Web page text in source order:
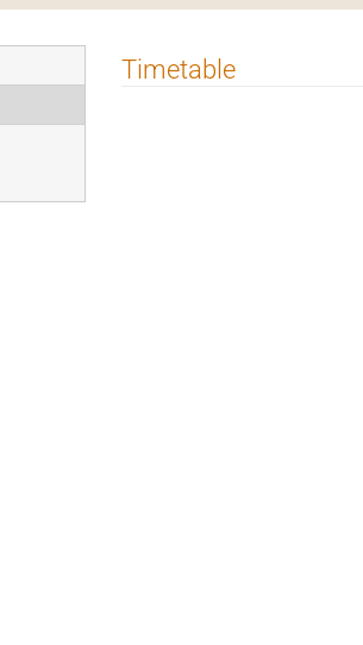
Timetable